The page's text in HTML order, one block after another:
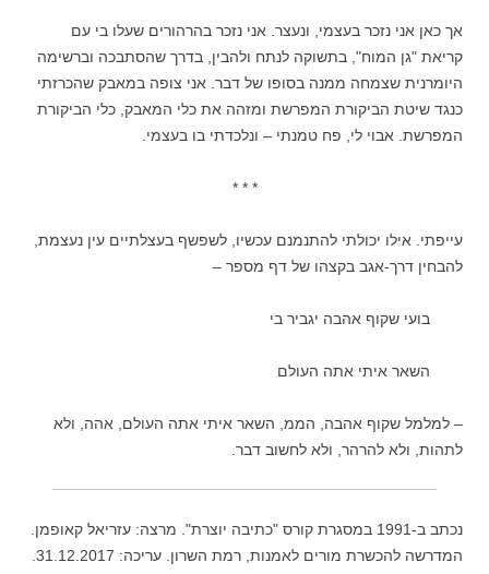
אך כאן אני נזכר בעצמי, ונעצר. אני נזכר בהרהורים שעלו בי עם
קריאת "גן המוח", בתשוקה לנתח ולהבין, בדרך שהסתבכה וברשימה
היומרנית שצמחה ממנה בסופו של דבר. אני צופה במאבק שהכרזתי
כנגד שיטת הביקורת המפרשת ומזהה את כלי המאבק, כלי הביקורת
המפרשת. אבוי לי, פח טמנתי – ונלכדתי בו בעצמי.
* * *
עייפתי. אילו יכולתי להתנמנם עכשיו, לשפשף בעצלתיים עין נעצמת,
להבחין דרך-אגב בקצהו של דף מספר –
בועי שקוף אהבה יגביר בי
השאר איתי אתה העולם
– למלמל שקוף אהבה, הממ, השאר איתי אתה העולם, אהה, ולא
לתהות, ולא להרהר, ולא לחשוב דבר.
נכתב ב-1991 במסגרת קורס "כתיבה יוצרת". מרצה: עזריאל קאופמן.
המדרשה להכשרת מורים לאמנות, רמת השרון. עריכה: 31.12.2017.